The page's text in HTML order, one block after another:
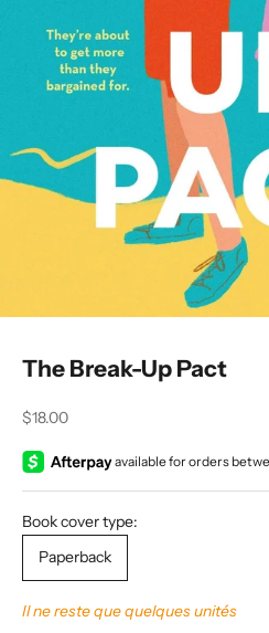
The Break-Up Pact
Prix de vente
$18.00
Book cover type:
Paperback
Il ne reste que quelques unités